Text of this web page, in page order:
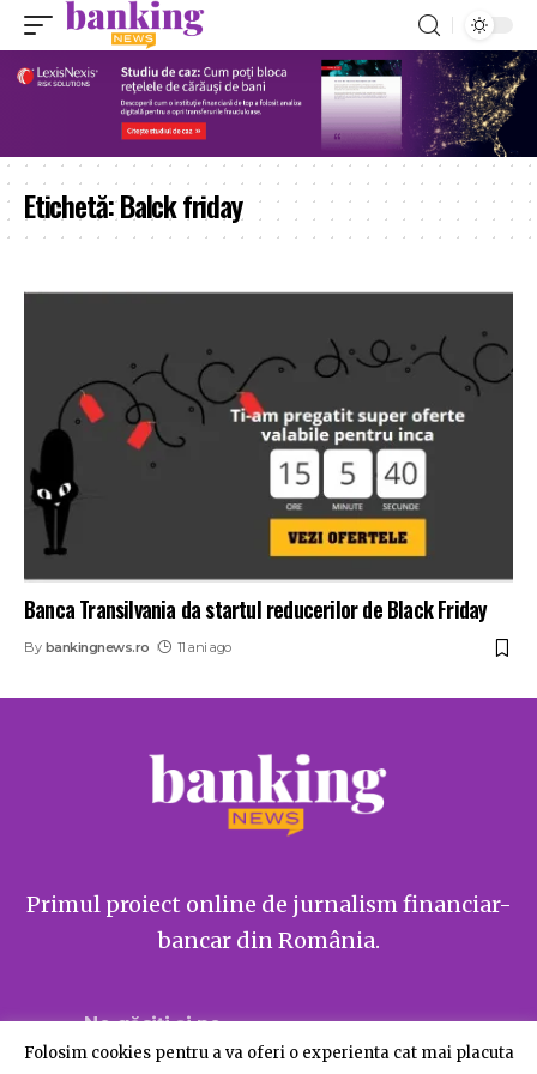
Etichetă:Balck friday
Banca Transilvania da startul reducerilor de Black Friday
By bankingnews.ro 11 ani ago
Primul proiect online de jurnalism financiar-
bancar din România.
Ne găsiți și pe
Folosim cookies pentru a va oferi o experienta cat mai placuta